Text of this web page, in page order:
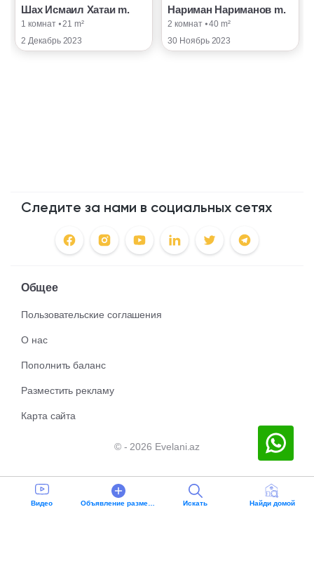
Шах Исмаил Хатаи m.
1 комнат ⦁ 21 m²
2 Декабрь 2023
Нариман Нариманов m.
2 комнат ⦁ 40 m²
30 Ноябрь 2023
Видео Oбъявление разместить Искать Найди домой
Следите за нами в социальных сетях
Общее
Пользовательские соглашения
О нас
Пополнить баланс
Разместить рекламу
Карта сайта
© - 2026 Evelani.az